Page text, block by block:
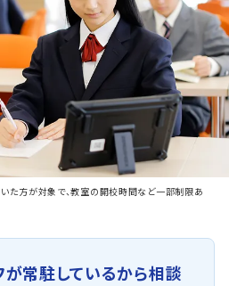
た方が対象で、教室の開校時間など一部制限あ
が常駐しているから相談